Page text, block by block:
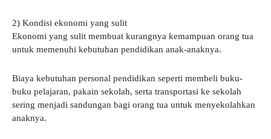
2) Kondisi ekonomi yang sulit
Ekonomi yang sulit membuat kurangnya kemampuan orang tua
untuk memenuhi kebutuhan pendidikan anak-anaknya.
Biaya kebutuhan personal pendidikan seperti membeli buku-
buku pelajaran, pakain sekolah, serta transportasi ke sekolah
sering menjadi sandungan bagi orang tua untuk menyekolahkan
anaknya.